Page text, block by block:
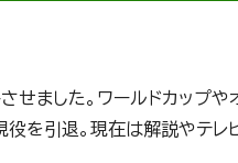
せました。ワールドカップや
役を引退。現在は解説やテレ